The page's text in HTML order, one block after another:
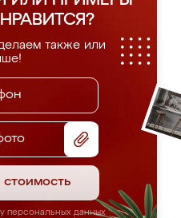
также или
стоимость
персональных данных